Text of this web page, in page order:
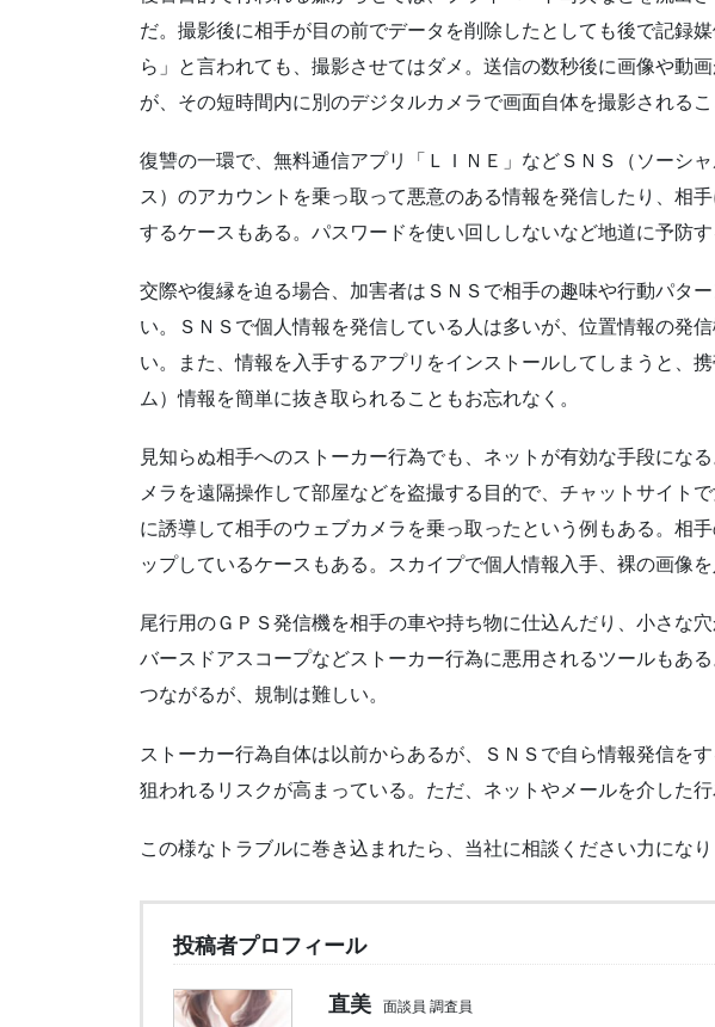
だ。撮影後に相手が目の前でデータを削除したとしても後で記録
ら」と言われても、撮影させてはダメ。送信の数秒後に画像や動
が、その短時間内に別のデジタルカメラで画面自体を撮影される
復讐の一環で、無料通信アプリ「ＬＩＮＥ」などＳＮＳ（ソーシ
ス）のアカウントを乗っ取って悪意のある情報を発信したり、相
するケースもある。パスワードを使い回ししないなど地道に予防す
交際や復縁を迫る場合、加害者はＳＮＳで相手の趣味や行動パタ
い。ＳＮＳで個人情報を発信している人は多いが、位置情報の発
い。また、情報を入手するアプリをインストールしてしまうと、
ム）情報を簡単に抜き取られることもお忘れなく。
見知らぬ相手へのストーカー行為でも、ネットが有効な手段にな
メラを遠隔操作して部屋などを盗撮する目的で、チャットサイト
に誘導して相手のウェブカメラを乗っ取ったという例もある。相
ップしているケースもある。スカイプで個人情報入手、裸の画像
尾行用のＧＰＳ発信機を相手の車や持ち物に仕込んだり、小さな
バースドアスコープなどストーカー行為に悪用されるツールもあ
つながるが、規制は難しい。
ストーカー行為自体は以前からあるが、ＳＮＳで自ら情報発信を
狙われるリスクが高まっている。ただ、ネットやメールを介した
この様なトラブルに巻き込まれたら、当社に相談ください力にな
投稿者プロフィール
直美 面談員 調査員